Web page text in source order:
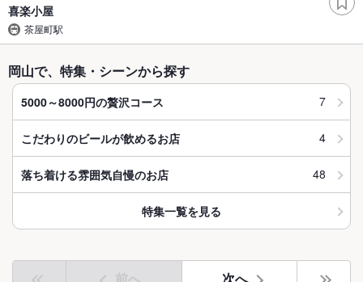
喜楽小屋
茶屋町駅
岡山で、特集・シーンから探す
5000～8000円の贅沢コース 7
こだわりのビールが飲めるお店 4
落ち着ける雰囲気自慢のお店 48
特集一覧を見る